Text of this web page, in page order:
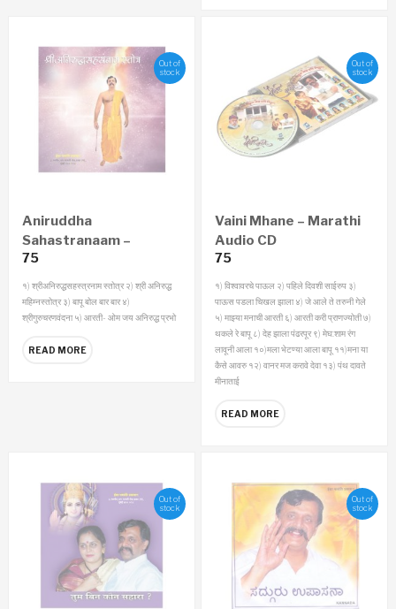
Out of
stock
Aniruddha
Sahastranaam –
Marathi Audio CD
75
१) श्रीअनिरुद्धसहस्त्रनाम स्तोत्र२) श्री अनिरुद्ध
महिम्नस्तोत्र३) बापू बोल बार बार४)
श्रीगुरुचरणवंदना ५) आरती- ओम जय अनिरुद्ध प्रभो
READ MORE
Out of
stock
Vaini Mhane – Marathi
Audio CD
75
१) विश्वावरचे पाऊल २) पहिले दिवशी साईरुप ३)
पाऊस पडला चिखल झाला ४) जे आले ते तरुनी गेले
५) माझ्या मनाची आरती ६) आरती करी प्राणज्योती७)
थकले रे बापू ८) देह झाला पंढरपूर९) मेघ:शाम रंग
लावूनी आला १०)मला भेटण्या आला बापू ११)मना या
कैसे आवरु १२) वानर मज करावे देवा १३) पंथ दावते
मीनाताई
READ MORE
Out of
stock
Out of
stock